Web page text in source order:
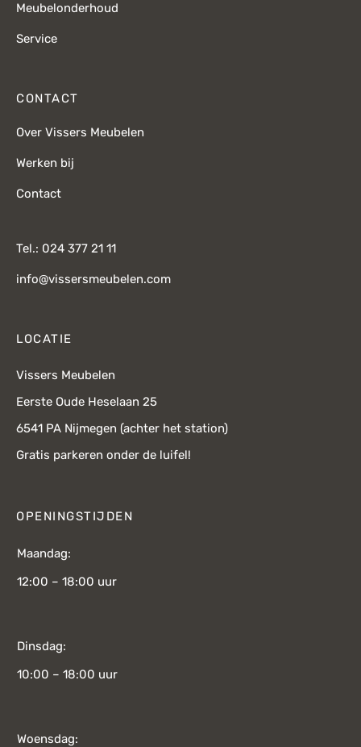
Meubelonderhoud
Service
CONTACT
Over Vissers Meubelen
Werken bij
Contact
Tel.: 024 377 21 11
info@vissersmeubelen.com
LOCATIE
Vissers Meubelen
Eerste Oude Heselaan 25
6541 PA Nijmegen (achter het station)
Gratis parkeren onder de luifel!
OPENINGSTIJDEN
Maandag:
12:00 – 18:00 uur
Dinsdag:
10:00 – 18:00 uur
Woensdag: